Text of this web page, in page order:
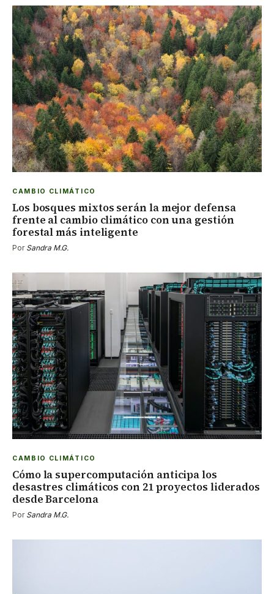
CAMBIO CLIMÁTICO
Los bosques mixtos serán la mejor defensa
frente al cambio climático con una gestión
forestal más inteligente
Por Sandra M.G.
CAMBIO CLIMÁTICO
Cómo la supercomputación anticipa los
desastres climáticos con 21 proyectos liderados
desde Barcelona
Por Sandra M.G.